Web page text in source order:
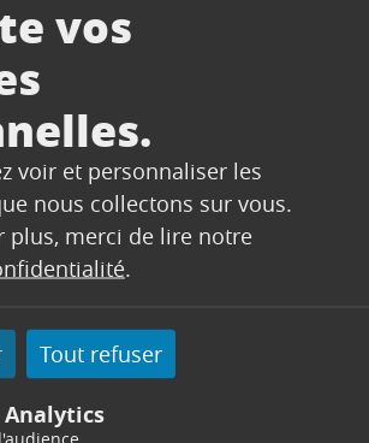
vos
voir et personnaliser les
nous collectons sur vous.
plus, merci de lire notre
.
Tout refuser
Analytics
000 clubs et salles de sport
initiative est portée par l’État et
des Sports et des Jeux
disponible du 1er juin au 31
Il a pour objectif d’encourager
actifs tout au long de l’année
ainsi une belle opportunité
nouvelles disciplines ou de
passion.
rendez-vous sur :